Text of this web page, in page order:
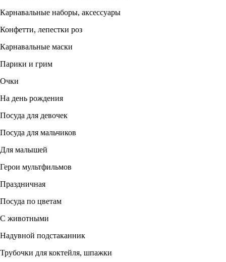
Карнавальные наборы, аксессуары
Конфетти, лепестки роз
Карнавальные маски
Парики и грим
Очки
На день рождения
Посуда для девочек
Посуда для мальчиков
Для малышей
Герои мультфильмов
Праздничная
Посуда по цветам
С животными
Надувной подстаканник
Трубочки для коктейля, шпажки